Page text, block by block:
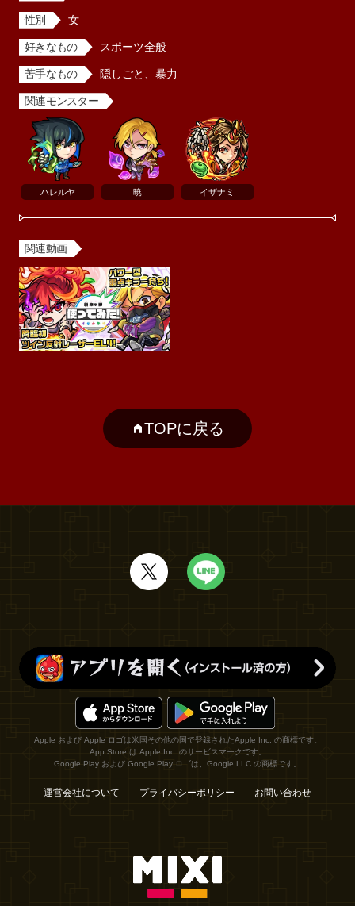
性別 女
好きなもの スポーツ全般
苦手なもの 隠しごと、暴力
関連モンスター
ハレルヤ 暁 イザナミ
関連動画
TOPに戻る
Apple および Apple ロゴは米国その他の国で登録されたApple Inc. の商標です。
App Store は Apple Inc. のサービスマークです。
Google Play および Google Play ロゴは、Google LLC の商標です。
運営会社について プライバシーポリシー お問い合わせ